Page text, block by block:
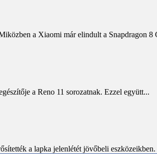
a Xiaomi már elindult a Snapdragon 8
a Reno 11 sorozatnak. Ezzel együtt...
a lapka jelenlétét jövőbeli